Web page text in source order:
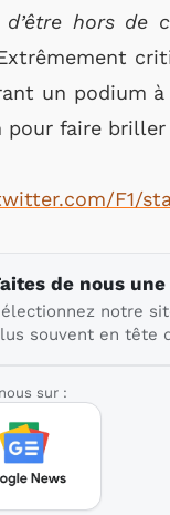
d’être hors de
un podium
pour faire briller
F1/
de nous
notre
souvent en tête
sur :